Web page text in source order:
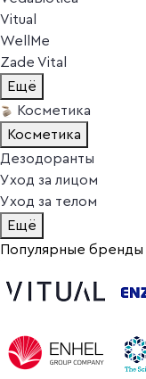
Vitual
WellMe
Zade Vital
Ещё
Косметика
Косметика
Дезодоранты
Уход за лицом
Уход за телом
Ещё
Популярные бренды